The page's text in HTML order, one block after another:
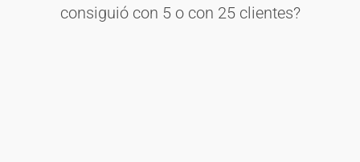
consiguió con 5 o con 25 clientes?